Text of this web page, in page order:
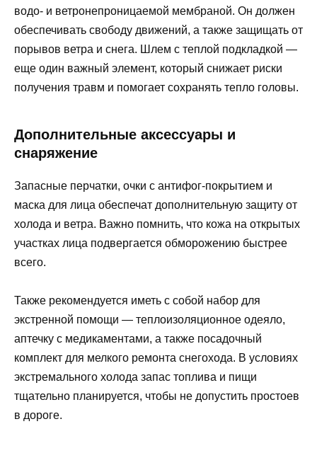
водо- и ветронепроницаемой мембраной. Он должен
обеспечивать свободу движений, а также защищать от
порывов ветра и снега. Шлем с теплой подкладкой —
еще один важный элемент, который снижает риски
получения травм и помогает сохранять тепло головы.
Дополнительные аксессуары и
снаряжение
Запасные перчатки, очки с антифог-покрытием и
маска для лица обеспечат дополнительную защиту от
холода и ветра. Важно помнить, что кожа на открытых
участках лица подвергается обморожению быстрее
всего.
Также рекомендуется иметь с собой набор для
экстренной помощи — теплоизоляционное одеяло,
аптечку с медикаментами, а также посадочный
комплект для мелкого ремонта снегохода. В условиях
экстремального холода запас топлива и пищи
тщательно планируется, чтобы не допустить простоев
в дороге.